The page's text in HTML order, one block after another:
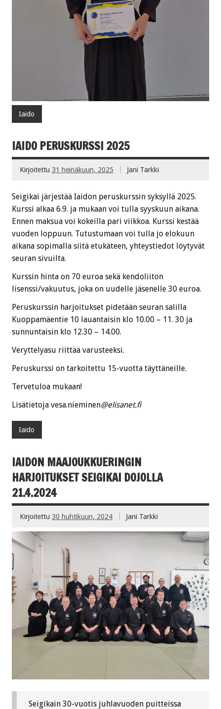
Iaido
IAIDO PERUSKURSSI 2025
Kirjoitettu 31 heinäkuun, 2025 Jani Tarkki
Seigikai järjestää Iaidon peruskurssin syksyllä 2025.
Kurssi alkaa 6.9. ja mukaan voi tulla syyskuun aikana.
Ennen maksua voi kokeilla pari viikkoa. Kurssi kestää
vuoden loppuun. Tutustumaan voi tulla jo elokuun
aikana sopimalla siitä etukäteen, yhteystiedot löytyvät
seuran sivuilta.
Kurssin hinta on 70 euroa sekä kendoliiton
lisenssi/vakuutus, joka on uudelle jäsenelle 30 euroa.
Peruskurssin harjoitukset pidetään seuran salilla
Kuoppamäentie 10 lauantaisin klo 10.00 – 11. 30 ja
sunnuntaisin klo 12.30 – 14.00.
Veryttelyasu riittää varusteeksi.
Peruskurssi on tarkoitettu 15-vuotta täyttäneille.
Tervetuloa mukaan!
Lisätietoja vesa.nieminen@elisanet.fi
Iaido
IAIDON MAAJOUKKUERINGIN
HARJOITUKSET SEIGIKAI DOJOLLA
21.4.2024
Kirjoitettu 30 huhtikuun, 2024 Jani Tarkki
Seigikain 30-vuotis juhlavuoden puitteissa